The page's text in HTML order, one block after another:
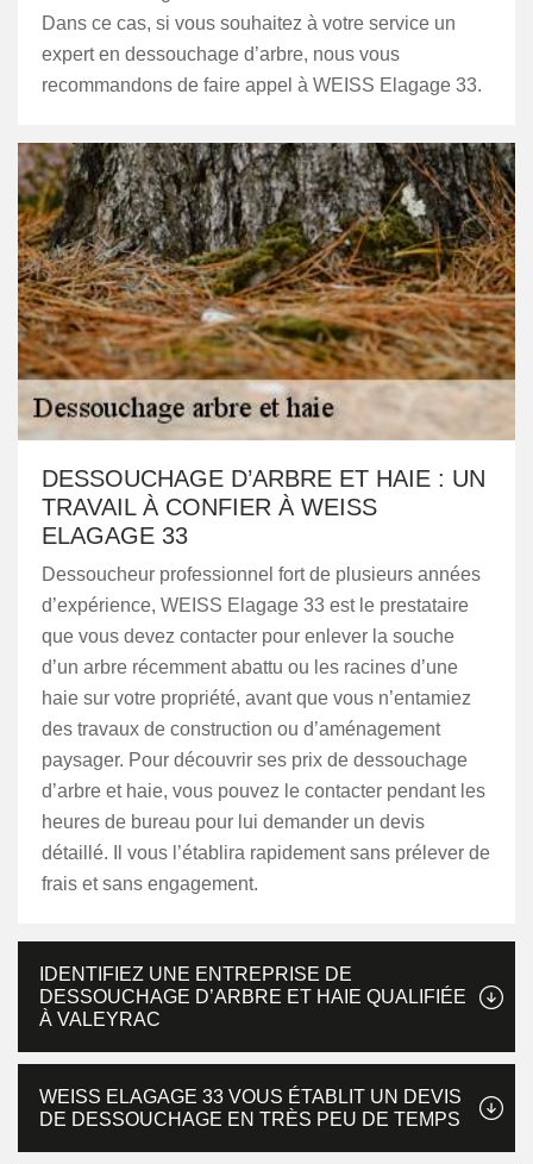
Dans ce cas, si vous souhaitez à votre service un
expert en dessouchage d’arbre, nous vous
recommandons de faire appel à WEISS Elagage 33.
DESSOUCHAGE D’ARBRE ET HAIE : UN
TRAVAIL À CONFIER À WEISS
ELAGAGE 33
Dessoucheur professionnel fort de plusieurs années
d’expérience, WEISS Elagage 33 est le prestataire
que vous devez contacter pour enlever la souche
d’un arbre récemment abattu ou les racines d’une
haie sur votre propriété, avant que vous n’entamiez
des travaux de construction ou d’aménagement
paysager. Pour découvrir ses prix de dessouchage
d’arbre et haie, vous pouvez le contacter pendant les
heures de bureau pour lui demander un devis
détaillé. Il vous l’établira rapidement sans prélever de
frais et sans engagement.
IDENTIFIEZ UNE ENTREPRISE DE
DESSOUCHAGE D’ARBRE ET HAIE QUALIFIÉE
À VALEYRAC
WEISS ELAGAGE 33 VOUS ÉTABLIT UN DEVIS
DE DESSOUCHAGE EN TRÈS PEU DE TEMPS